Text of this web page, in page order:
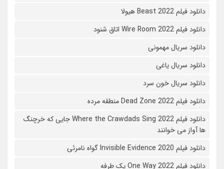
دانلود فیلم Beast 2022 هیولا
دانلود فیلم Wire Room 2022 اتاق شنود
دانلود سریال مهمونی
دانلود سریال یاغی
دانلود سریال خون سرد
دانلود فیلم 2022 Dead Zone منطقه مرده
دانلود فیلم Where the Crawdads Sing 2022 جایی که خرچنگ
ها آواز می خوانند
دانلود فیلم 2020 Invisible Evidence گواه نامرئی
دانلود فیلم One Way 2022 یک طرفه